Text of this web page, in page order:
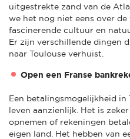
uitgestrekte zand van de
we het nog niet eens over
fascinerende cultuur en
Er zijn verschillende dingen
naar Toulouse verhuist.
Open een Franse
Een betalingsmogelijkheid
leven aanzienlijk. Het is
opnemen of rekeningen
eigen land. Het hebben van